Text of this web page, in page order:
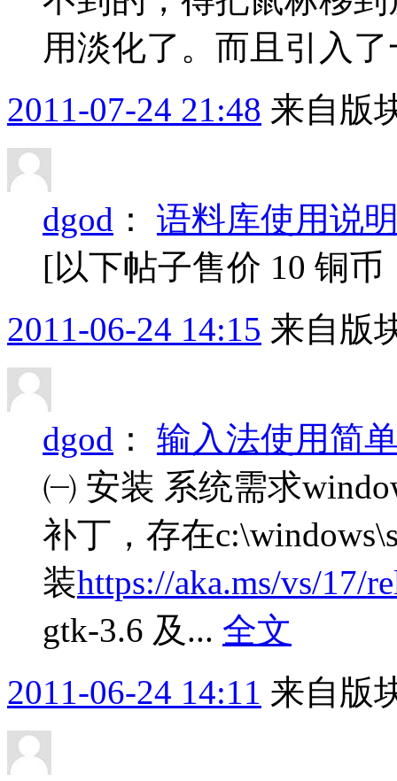
用淡化了。而且引入
2011-07-24 21:48 来自版
dgod ： 语料库使用说
[以下帖子售价 10 铜
2011-06-24 14:15 来自版
dgod ： 输入法使用简
㈠ 安装 系统需求
补丁，存在
装https://aka.ms/vs/17/
gtk-3.6 及... 全文
2011-06-24 14:11 来自版